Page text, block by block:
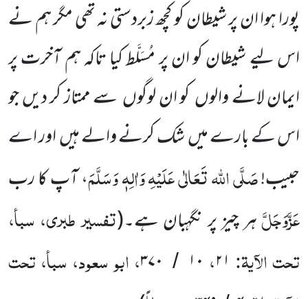
پورا ہوا ان پر شیطان کو کچھ زبردستی نہ تھی مگر ہم نے
اس لیے شیطان کو ان پر مُسَلَّط کیا تاکہ ہم آخرت پر
ایمان لانے والوں کو ان لوگوں سے ممتاز کر دیں جو
اس کے بارے میں شک کرنے والے ہیں اور اے
حبیب!صَلَّی اللہ تَعَالٰی عَلَیْہِ وَاٰلِہٖ وَسَلَّمَ، آپ کا رب
عَزَّوَجَلَّہر چیز پر نگہبان ہے۔(تفسیر طبری، سبأ،
تحت الآیۃ: ۲۱، ۱۰ / ۳۷۰، ابو سعود، سبأ، تحت